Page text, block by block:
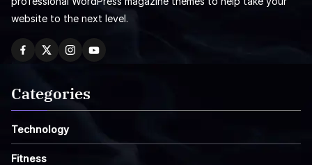
website to the next level.
Categories
Technology
Fitness